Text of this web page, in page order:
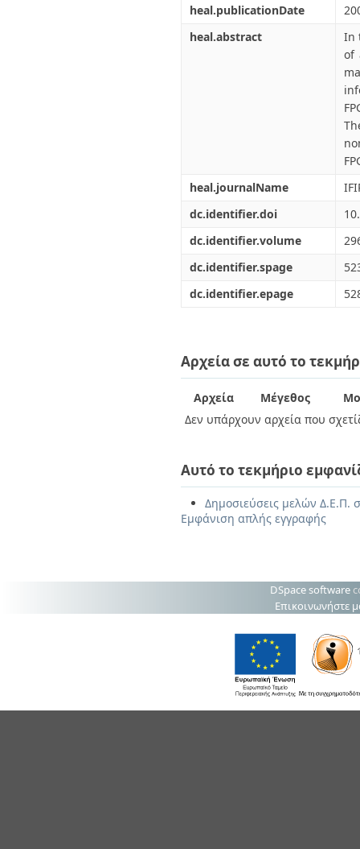
heal.publicationDate
heal.abstract
In
of
heal.journalName
dc.identifier.doi
dc.identifier.volume
dc.identifier.spage
dc.identifier.epage
Αρχεία σε αυτό το
Αρχεία Μέγεθος
Δεν υπάρχουν αρχεία που
Αυτό το τεκμήριο
Δημοσιεύσεις μελών Δ.Ε.Π.
Εμφάνιση απλής εγγραφής
DSpace software
Επικοινωνήστε